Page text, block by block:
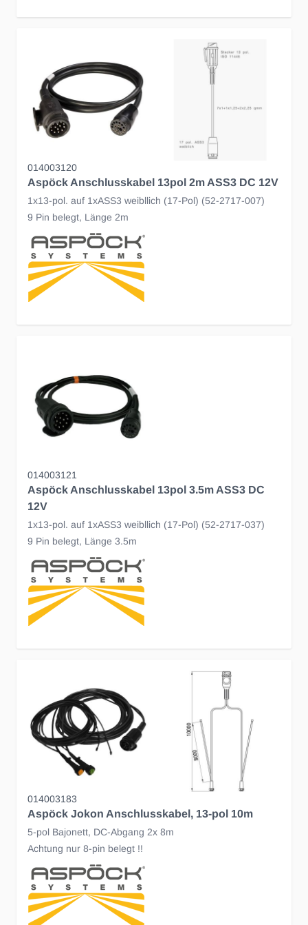
014003120
Aspöck Anschlusskabel 13pol 2m ASS3 DC 12V
1x13-pol. auf 1xASS3 weibllich (17-Pol) (52-2717-007)
9 Pin belegt, Länge 2m
014003121
Aspöck Anschlusskabel 13pol 3.5m ASS3 DC
12V
1x13-pol. auf 1xASS3 weibllich (17-Pol) (52-2717-037)
9 Pin belegt, Länge 3.5m
014003183
Aspöck Jokon Anschlusskabel, 13-pol 10m
5-pol Bajonett, DC-Abgang 2x 8m
Achtung nur 8-pin belegt !!